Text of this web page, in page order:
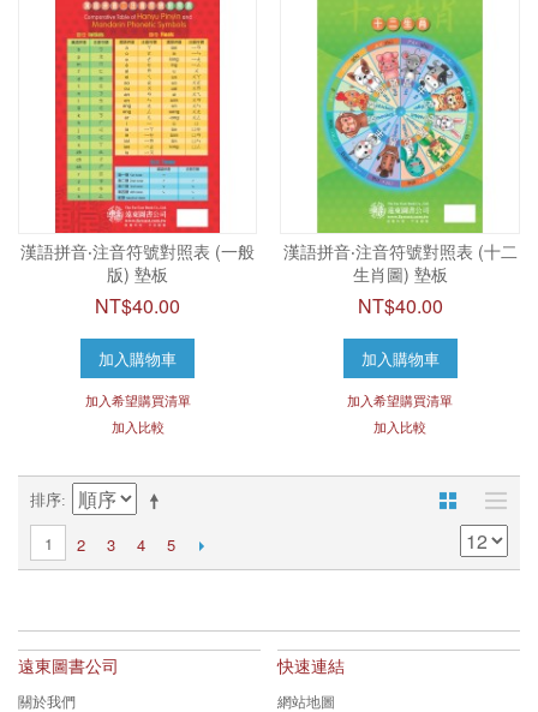
漢語拼音‧注音符號對照表 (一般
版) 墊板
NT$40.00
加入購物車
加入希望購買清單
加入比較
漢語拼音‧注音符號對照表 (十二
生肖圖) 墊板
NT$40.00
加入購物車
加入希望購買清單
加入比較
排序
1 2 3 4 5
遠東圖書公司
關於我們
快速連結
網站地圖